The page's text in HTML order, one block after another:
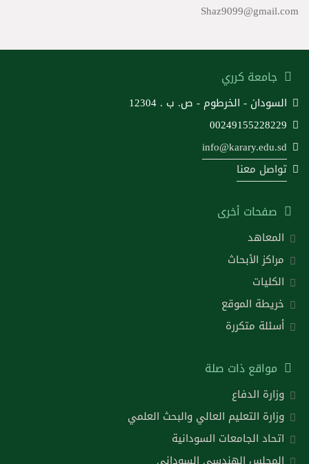
Shaz9099@gmail.com
جامعة كرري
السودان - الخرطوم - ص. ب . 12304
00249155228229
info@karary.edu.sd
تواصل معنا
صفحات أخرى
المعاهد
مراكز الأبحاث
الكليات
خريطة الموقع
أسئلة متكررة
مواقع ذات صلة
وزارة الدفاع
وزارة التعليم العالي والبحث العلمي
اتحاد الجامعات السودانية